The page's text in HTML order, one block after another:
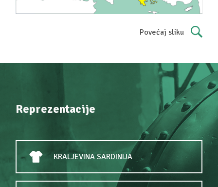
Povećaj sliku
Reprezentacije
KRALJEVINA SARDINIJA